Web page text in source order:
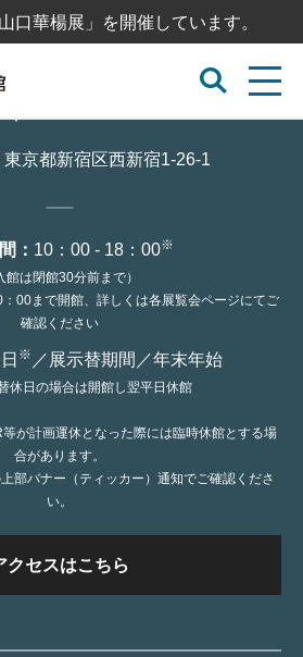
山口華楊展」を開催しています。
京都新宿区西新宿1-26-1
： 10：00 - 18：00※
館は閉館30分前まで）
00まで開館、詳しくは各展覧会ページにてご
確認ください
※ ／展示替期間／年末年始
休日の場合は開館し翌平日休館
が計画運休となった際には臨時休館とする場
合があります。
部バナー（ティッカー）通知でご確認くださ
い。
クセスはこちら